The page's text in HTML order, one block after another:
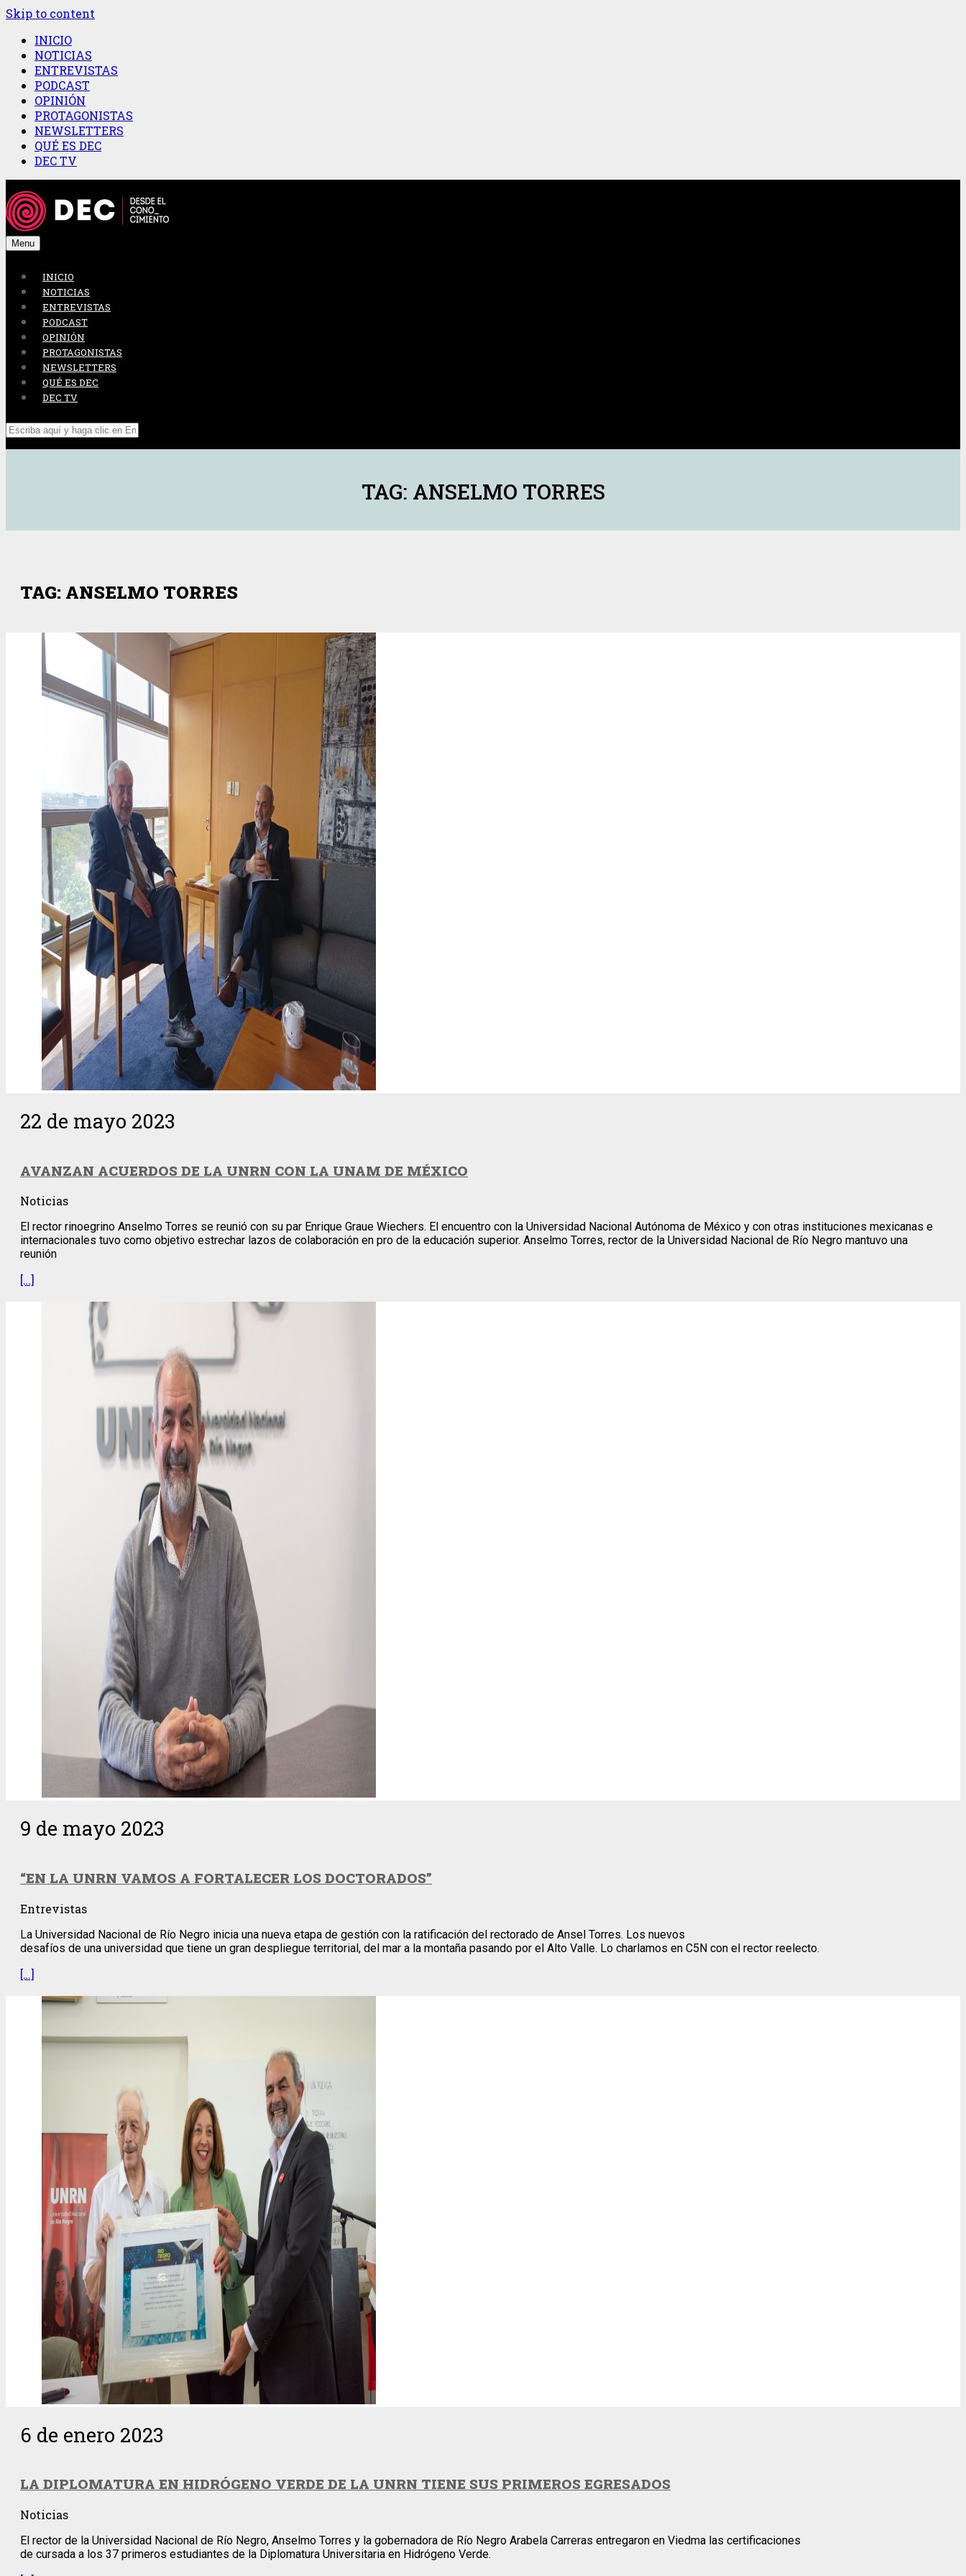
Skip to content
INICIO
NOTICIAS
ENTREVISTAS
PODCAST
OPINIÓN
PROTAGONISTAS
NEWSLETTERS
QUÉ ES DEC
DEC TV
Menu
INICIO
NOTICIAS
ENTREVISTAS
PODCAST
OPINIÓN
PROTAGONISTAS
NEWSLETTERS
QUÉ ES DEC
DEC TV
TAG: ANSELMO TORRES
TAG: ANSELMO TORRES
22 de mayo 2023
AVANZAN ACUERDOS DE LA UNRN CON LA UNAM DE MÉXICO
Noticias
El rector rinoegrino Anselmo Torres se reunió con su par Enrique Graue Wiechers. El encuentro con la Universidad Nacional Autónoma de México y con otras instituciones mexicanas e
internacionales tuvo como objetivo estrechar lazos de colaboración en pro de la educación superior. Anselmo Torres, rector de la Universidad Nacional de Río Negro mantuvo una
reunión
[…]
9 de mayo 2023
“EN LA UNRN VAMOS A FORTALECER LOS DOCTORADOS”
Entrevistas
La Universidad Nacional de Río Negro inicia una nueva etapa de gestión con la ratificación del rectorado de Ansel Torres. Los nuevos
desafíos de una universidad que tiene un gran despliegue territorial, del mar a la montaña pasando por el Alto Valle. Lo charlamos en C5N con el rector reelecto.
[…]
6 de enero 2023
LA DIPLOMATURA EN HIDRÓGENO VERDE DE LA UNRN TIENE SUS PRIMEROS EGRESADOS
Noticias
El rector de la Universidad Nacional de Río Negro, Anselmo Torres y la gobernadora de Río Negro Arabela Carreras entregaron en Viedma las certificaciones
de cursada a los 37 primeros estudiantes de la Diplomatura Universitaria en Hidrógeno Verde.